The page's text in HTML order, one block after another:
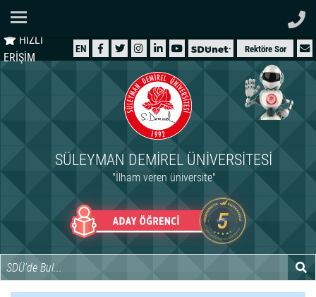
HIZLI
ERİŞİM
EN Rektöre Sor
SÜLEYMAN DEMIREL ÜNIVERSITESI
"İlham veren üniversite"
ÜNİVERSİTEMİZ
İDARİ
ARAŞTIRMA
INTERNATIONAL